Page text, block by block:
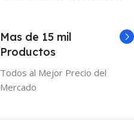
Mas de 15 mil
Productos
Todos al Mejor Precio del
Mercado